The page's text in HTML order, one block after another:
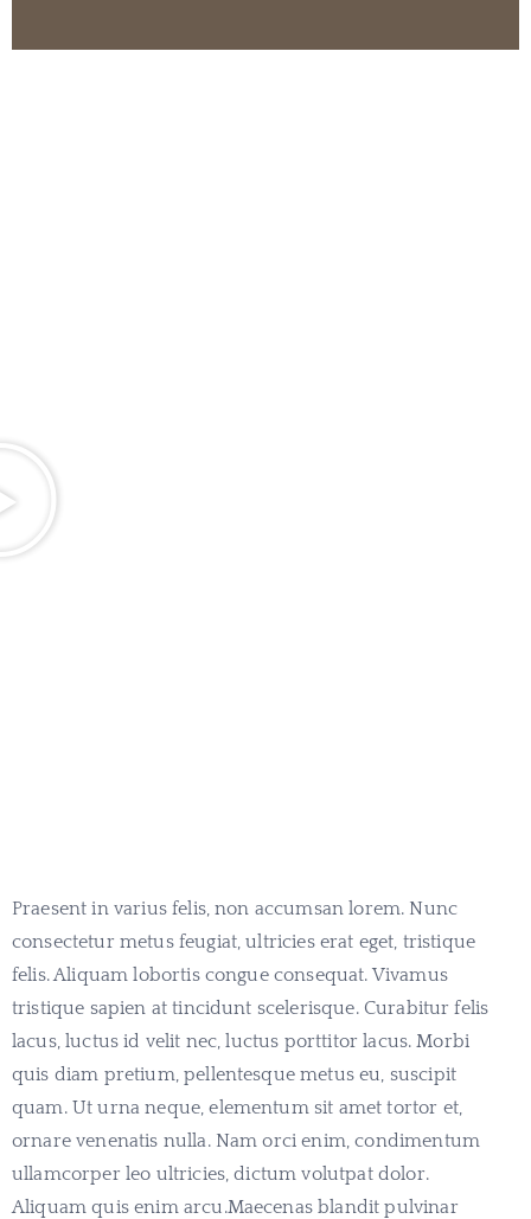
Praesent in varius felis, non accumsan lorem. Nunc
consectetur metus feugiat, ultricies erat eget, tristique
felis. Aliquam lobortis congue consequat. Vivamus
tristique sapien at tincidunt scelerisque. Curabitur felis
lacus, luctus id velit nec, luctus porttitor lacus. Morbi
quis diam pretium, pellentesque metus eu, suscipit
quam. Ut urna neque, elementum sit amet tortor et,
ornare venenatis nulla. Nam orci enim, condimentum
ullamcorper leo ultricies, dictum volutpat dolor.
Aliquam quis enim arcu.Maecenas blandit pulvinar